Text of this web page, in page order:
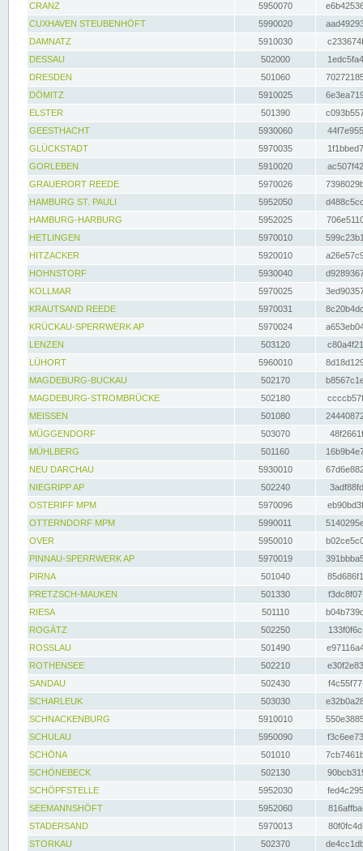
CRANZ
5950070
CUXHAVEN STEUBENHÖFT
5990020
DAMNATZ
5910030
DESSAU
502000
DRESDEN
501060
DÖMITZ
5910025
ELSTER
501390
GEESTHACHT
5930060
GLÜCKSTADT
5970035
GORLEBEN
5910020
GRAUERORT REEDE
5970026
HAMBURG ST. PAULI
5952050
HAMBURG-HARBURG
5952025
HETLINGEN
5970010
HITZACKER
5920010
HOHNSTORF
5930040
KOLLMAR
5970025
KRAUTSAND REEDE
5970031
KRÜCKAU-SPERRWERK AP
5970024
LENZEN
503120
LÜHORT
5960010
MAGDEBURG-BUCKAU
502170
MAGDEBURG-STROMBRÜCKE
502180
MEISSEN
501080
MÜGGENDORF
503070
MÜHLBERG
501160
NEU DARCHAU
5930010
NIEGRIPP AP
502240
OSTERIFF MPM
5970096
OTTERNDORF MPM
5990011
OVER
5950010
PINNAU-SPERRWERK AP
5970019
PIRNA
501040
PRETZSCH-MAUKEN
501330
RIESA
501110
ROGÄTZ
502250
ROSSLAU
501490
ROTHENSEE
502210
SANDAU
502430
SCHARLEUK
503030
SCHNACKENBURG
5910010
SCHULAU
5950090
SCHÖNA
501010
SCHÖNEBECK
502130
SCHÖPFSTELLE
5952030
SEEMANNSHÖFT
5952060
STADERSAND
5970013
STORKAU
502370